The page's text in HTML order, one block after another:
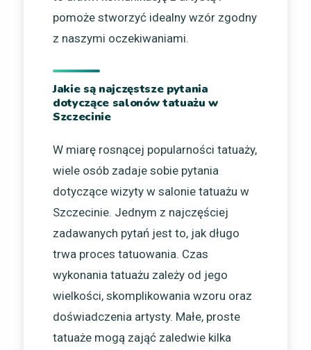
pomoże stworzyć idealny wzór zgodny
z naszymi oczekiwaniami.
Jakie są najczęstsze pytania
dotyczące salonów tatuażu w
Szczecinie
W miarę rosnącej popularności tatuaży,
wiele osób zadaje sobie pytania
dotyczące wizyty w salonie tatuażu w
Szczecinie. Jednym z najczęściej
zadawanych pytań jest to, jak długo
trwa proces tatuowania. Czas
wykonania tatuażu zależy od jego
wielkości, skomplikowania wzoru oraz
doświadczenia artysty. Małe, proste
tatuaże mogą zająć zaledwie kilka